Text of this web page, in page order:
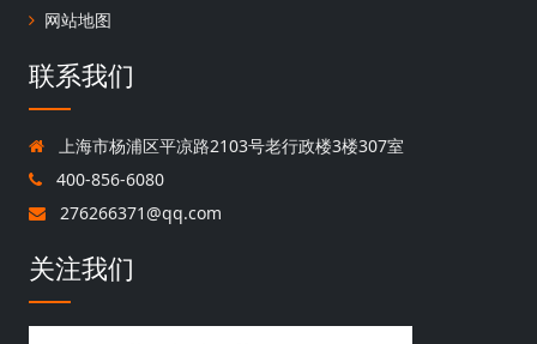
网站地图
联系我们
上海市杨浦区平凉路2103号老行政楼3楼307室
400-856-6080
276266371@qq.com
关注我们